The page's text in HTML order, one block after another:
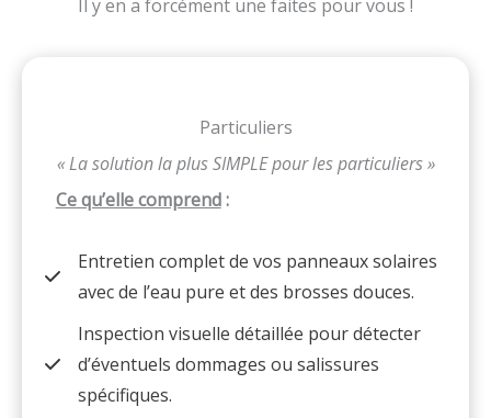
Il y en a forcément une faites pour vous !
Particuliers
« La solution la plus SIMPLE pour les particuliers »
Ce qu’elle comprend:
Entretien complet de vos panneaux solaires
avec de l’eau pure et des brosses douces.
Inspection visuelle détaillée pour détecter
d’éventuels dommages ou salissures
spécifiques.